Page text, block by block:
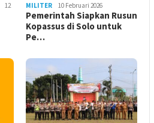
12
MILITER 10 Februari 2026
Pemerintah Siapkan Rusun
Kopassus di Solo untuk
Pe…